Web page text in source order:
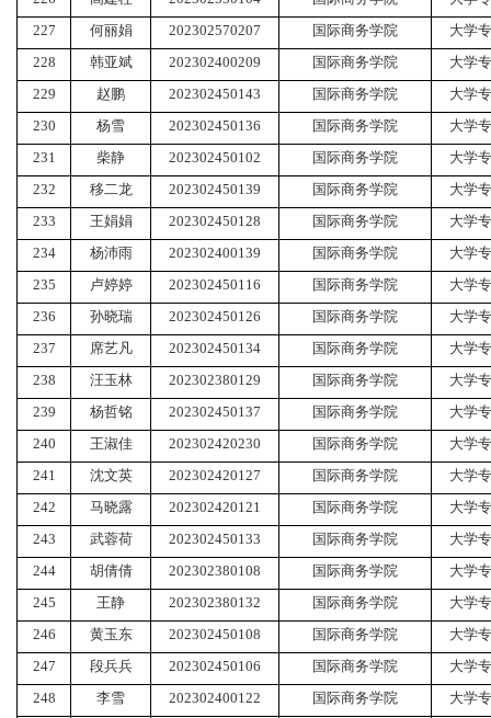
227
何丽娟 202302570207 国际商务学院
大学
228
韩亚斌 202302400209 国际商务学院
大学
229
赵鹏 202302450143 国际商务学院
大学
230
杨雪 202302450136 国际商务学院
大学
231
柴静 202302450102 国际商务学院
大学
232
移二龙 202302450139 国际商务学院
大学
233
王娟娟 202302450128 国际商务学院
大学
234
杨沛雨 202302400139 国际商务学院
大学
235
卢婷婷 202302450116 国际商务学院
大学
236
孙晓瑞 202302450126 国际商务学院
大学
237
席艺凡 202302450134 国际商务学院
大学
238
汪玉林 202302380129 国际商务学院
大学
239
杨哲铭 202302450137 国际商务学院
大学
240
王淑佳 202302420230 国际商务学院
大学
241
沈文英 202302420127 国际商务学院
大学
242
马晓露 202302420121 国际商务学院
大学
243
武蓉荷 202302450133 国际商务学院
大学
244
胡倩倩 202302380108 国际商务学院
大学
245
王静 202302380132 国际商务学院
大学
246
黄玉东 202302450108 国际商务学院
大学
247
段兵兵 202302450106 国际商务学院
大学
248
李雪 202302400122 国际商务学院
大学